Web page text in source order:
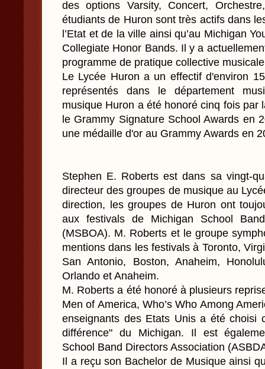
des options Varsity, Concert,
étudiants de Huron sont très actifs dans
l’Etat et de la ville ainsi qu’au Michigan
Collegiate Honor Bands. Il y a
programme de pratique collective
Le Lycée Huron a un effectif d'environ
représentés dans le département
musique Huron a été honoré cinq fois par
le Grammy Signature School Awards en
une médaille d'or au Grammy Awards en
Stephen E. Roberts est dans sa vingt-
directeur des groupes de musique au
direction, les groupes de Huron ont
aux festivals de Michigan School
(MSBOA). M. Roberts et le groupe
mentions dans les festivals à Toronto,
San Antonio, Boston, Anaheim,
Orlando et Anaheim.
M. Roberts a été honoré à plusieurs
Men of America, Who’s Who Among
enseignants des Etats Unis a été choisi
différence" du Michigan. Il est
School Band Directors Association
Il a reçu son Bachelor de Musique ainsi